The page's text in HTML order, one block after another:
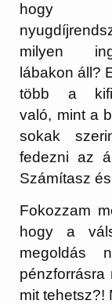
milyen
lábakon áll?
több a
való, mint a
sokak
fedezni az
Számítasz
Fokozzam
hogy a
megoldás
mit tehetsz?!